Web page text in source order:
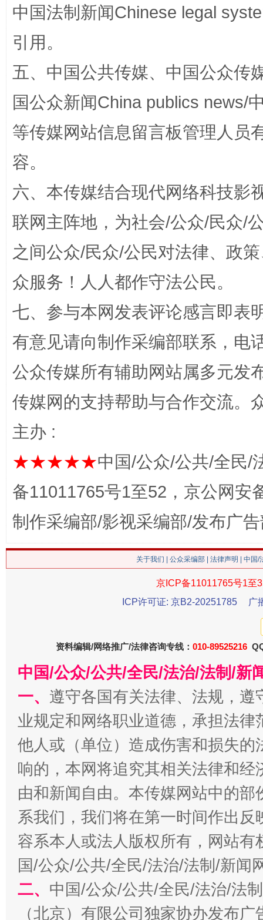
漫山遍野的桃花与雪山、麦地、白藏房 除
招工难、用工荒背后
网上购药对药下症？
谢
在谋一域中谋全局
今
习近平的博鳌关键词
魏明亮
中国法制新闻Chinese legal
引用。
五、中国公共传媒、中国公众传
国公众新闻China publics news/
等传媒网站信息留言板管理人员
容。
六、本传媒结合现代网络科技影
联网主阵地，为社会/公众/民众/
之间公众/民众/公民对法律、政
众服务！人人都作守法公民。
七、参与本网发表评论感言即表
有意见请向制作采编部联系，电
公众传媒所有辅助网站属多元发
传媒网的支持帮助与合作交流。
主办 :
★★★★★中国/公众/公共/全民/
备11011765号1至52，京公网安
制作采编部/影视采编部/发布广
关于我们 公众采编部 法律声明 | 中国
京ICP备11011765号1至
ICP许可证: 京B2-20251785
广
资料编辑/网络推广/法律咨询专线： 010-89525216
中国/公众/公共/全民/法治/法制/新
一、 遵守各国有关法律、法规，
业规定和网络职业道德，承担法
他人或（单位）造成伤害和损失
响的，本网将追究其相关法律和
由和新闻自由。本传媒网站中的
系我们，我们将在第一时间作出
容系本人或法人版权所有，网站
国/公众/公共/全民/法治/法制/新闻
二、 中国/公众/公共/全民/法治/法
（北京）有限公司独家协办发布